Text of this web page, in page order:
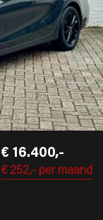
€ 16.400,-
€ 252,-per maand